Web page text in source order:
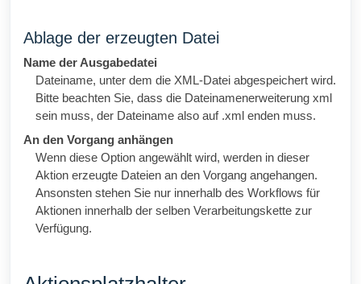
Ablage der erzeugten Datei
Name der Ausgabedatei
Dateiname, unter dem die XML-Datei abgespeichert wird.
Bitte beachten Sie, dass die Dateinamenerweiterung xml
sein muss, der Dateiname also auf .xml enden muss.
An den Vorgang anhängen
Wenn diese Option angewählt wird, werden in dieser
Aktion erzeugte Dateien an den Vorgang angehangen.
Ansonsten stehen Sie nur innerhalb des Workflows für
Aktionen innerhalb der selben Verarbeitungskette zur
Verfügung.